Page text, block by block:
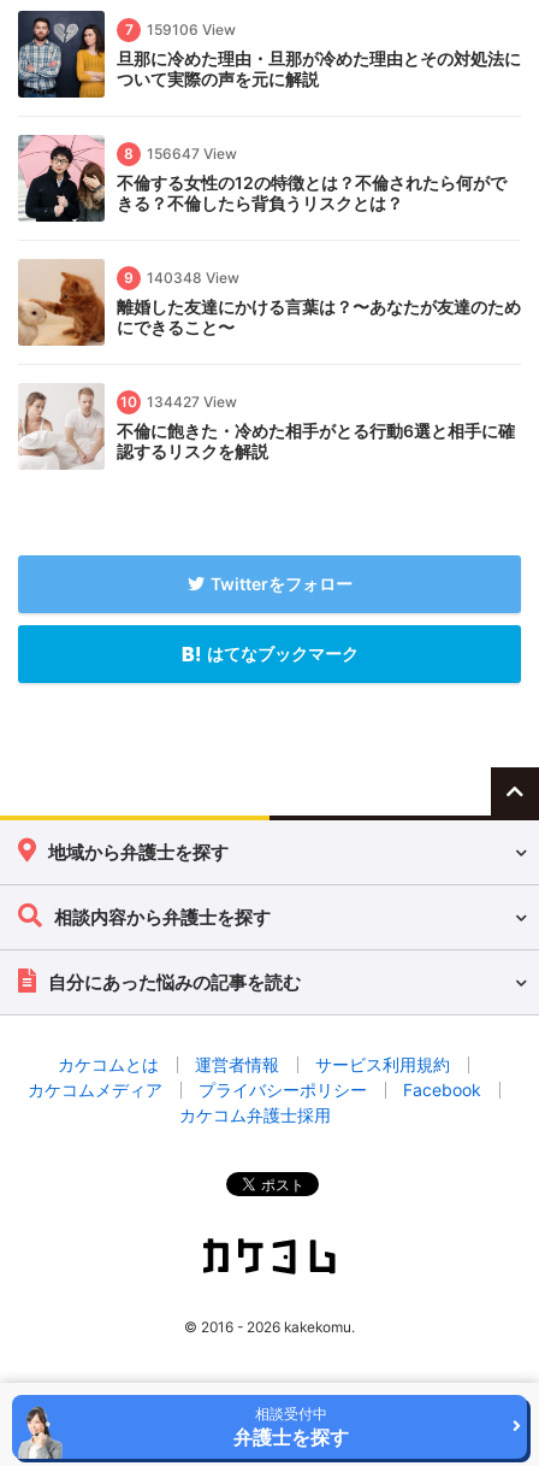
相談受付中
弁護士を探す
7 159106 View
旦那に冷めた理由・旦那が冷めた理由とその対処法に
ついて実際の声を元に解説
8 156647 View
不倫する女性の12の特徴とは？不倫されたら何がで
きる？不倫したら背負うリスクとは？
9 140348 View
離婚した友達にかける言葉は？〜あなたが友達のため
にできること〜
10 134427 View
不倫に飽きた・冷めた相手がとる行動6選と相手に確
認するリスクを解説
Twitterをフォロー
はてなブックマーク
地域から弁護士を探す
相談内容から弁護士を探す
自分にあった悩みの記事を読む
カケコムとは 運営者情報
サービス利用規約
カケコムメディア
プライバシーポリシー
Facebook
カケコム弁護士採用
© 2016 - 2026 kakekomu.